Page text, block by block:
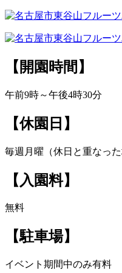
【開園時間】
午前9時～午後4時30分
【休園日】
毎週月曜（休日と重なっ
【入園料】
無料
【駐車場】
イベント期間中のみ有料